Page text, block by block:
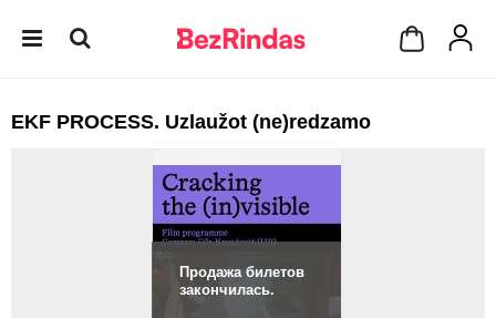
EKF PROCESS. Uzlaužot (ne)redzamo
Продажа билетов
закончилась.